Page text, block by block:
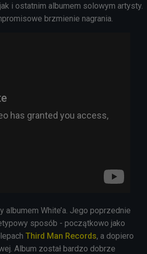
i ostatnim albumem solowym artysty.
brzmienie nagrania.
White’a. Jego poprzednie
sposób - początkowo jako
Third Man Records, a dopiero
Album został bardzo dobrze